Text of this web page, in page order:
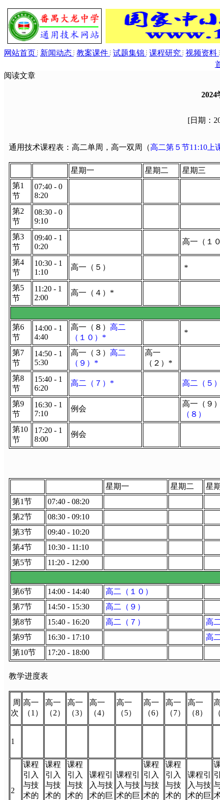
网站首页 新闻动态 教案课件 试题集锦 课程研究
视频资料
阅读文章
[日期：
通用技术课程表：高二单周，高一双周（高二第５节11:10上
星期一 星期二
星期三
第1
节
07:40 - 0
8:20
第2
节
08:30 - 0
9:10
第3
节
09:40 - 1
0:20
高一（１
第4
节
10:30 - 1
1:10
高一（５） *
第5
节
11:20 - 1
2:00
高一（４）*
第6
节
14:00 - 1
4:40
高一（８） 高二
（１０）*
*
第7
节
14:50 - 1
5:30
高一（３） 高二
（９）*
高一
（２）*
第8
节
15:40 - 1
6:20
高二（７）* 高二（５
第9
节
16:30 - 1
7:10
例会
高一（９
（８）
第10
节
17:20 - 1
8:00
例会
星期一 星期二
星
第1节
07:40 - 08:20
第2节
08:30 - 09:10
第3节
09:40 - 10:20
第4节
10:30 - 11:10
第5节
11:20 - 12:00
第6节 14:00 - 14:40
高二（１０）
第7节
14:50 - 15:30
高二（９）
第8节
15:40 - 16:20 高二（７）
高
第9节
16:30 - 17:10
高
第10节
17:20 - 18:00
教学进度表
周
次
高一
（1）
高一
（2）
高一
（3）
高一
（4）
高一
（5）
高一
（6）
高一
（7）
高一
（8）
1
2
课程
引入
与技
术的
课程
引入
与技
术的
课程
引入
与技
术的
课程引
入与技
术的巨
课程引
入与技
术的巨
课程
引入
与技
术的
课程
引入
与技
术的
课程引
入与技
术的巨